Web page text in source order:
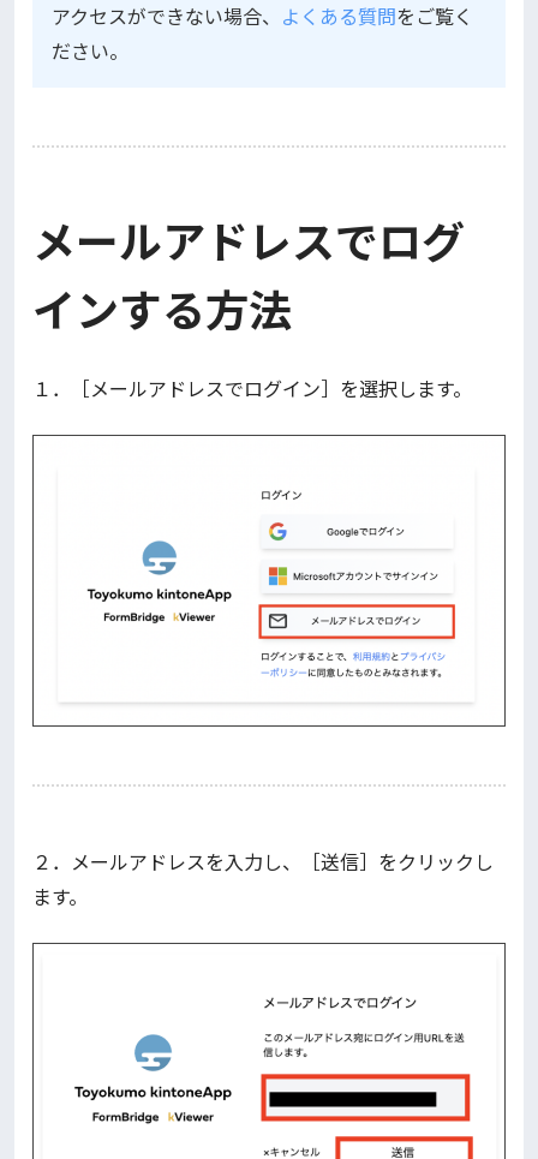
アクセスができない場合、 よくある質問をご覧く
ださい。
メールアドレスでログ
インする方法
１．［メールアドレスでログイン］を選択します。
２．メールアドレスを入力し、［送信］をクリックし
ます。